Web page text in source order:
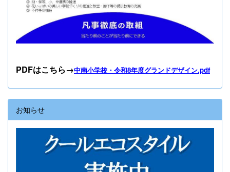
PDFはこちら→中南小学校・令和8年度グランドデザイン.pdf
お知らせ